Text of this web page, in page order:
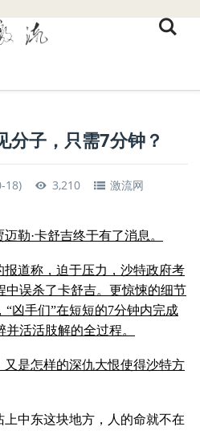
分子，只需7分钟？
18) 3,210
激流网
勒·卡舒吉终于有了消息。
报道称，迫于压力，沙特政府考
中误杀了卡舒吉。更惊悚的细节
凶手们”在短短的7分钟内完成
活活肢解的全过程。
是怎样的深仇大恨使得沙特方
中东这块地方，人的命就不在